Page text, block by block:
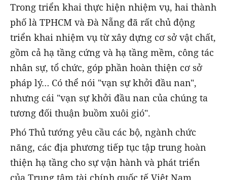
Trong triển khai thực hiện nhiệm vụ, hai thành
phố là TPHCM và Đà Nẵng đã rất chủ động
triển khai nhiệm vụ từ xây dựng cơ sở vật chất,
gồm cả hạ tầng cứng và hạ tầng mềm, công tác
nhân sự, tổ chức, góp phần hoàn thiện cơ sở
pháp lý… Có thể nói "vạn sự khởi đầu nan",
nhưng cái "vạn sự khởi đầu nan của chúng ta
tương đối thuận buồm xuôi gió".
Phó Thủ tướng yêu cầu các bộ, ngành chức
năng, các địa phương tiếp tục tập trung hoàn
thiện hạ tầng cho sự vận hành và phát triển
của Trung tâm tài chính quốc tế Việt Nam.